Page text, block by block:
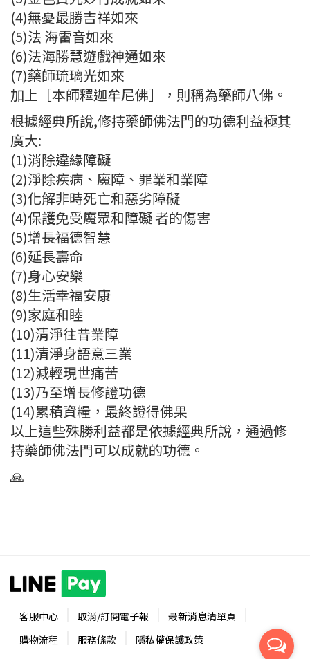
(4)無憂最勝吉祥如來
(5)法 海雷音如來
(6)法海勝慧遊戲神通如來
(7)藥師琉璃光如來
加上［本師釋迦牟尼佛］，則稱為藥師八佛。
根據經典所說,修持藥師佛法門的功德利益極其
廣大:
(1)消除違緣障礙
(2)淨除疾病、魔障、罪業和業障
(3)化解非時死亡和惡劣障礙
(4)保護免受魔眾和障礙 者的傷害
(5)增長福德智慧
(6)延長壽命
(7)身心安樂
(8)生活幸福安康
(9)家庭和睦
(10)清淨往昔業障
(11)清淨身語意三業
(12)減輕現世痛苦
(13)乃至增長修證功德
(14)累積資糧，最終證得佛果
以上這些殊勝利益都是依據經典所說，通過修
持藥師佛法門可以成就的功德。
🙏
客服中心 取消/訂閱電子報
最新消息清單頁
購物流程
服務條款 隱私權保護政策